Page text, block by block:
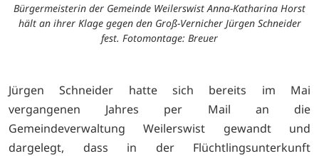
Bürgermeisterin der Gemeinde Weilerswist Anna-Katharina Horst
hält an ihrer Klage gegen den Groß-Vernicher Jürgen Schneider
fest. Fotomontage: Breuer
Jürgen Schneider hatte sich bereits im Mai
vergangenen Jahres per Mail an die
Gemeindeverwaltung Weilerswist gewandt und
dargelegt, dass in der Flüchtlingsunterkunft